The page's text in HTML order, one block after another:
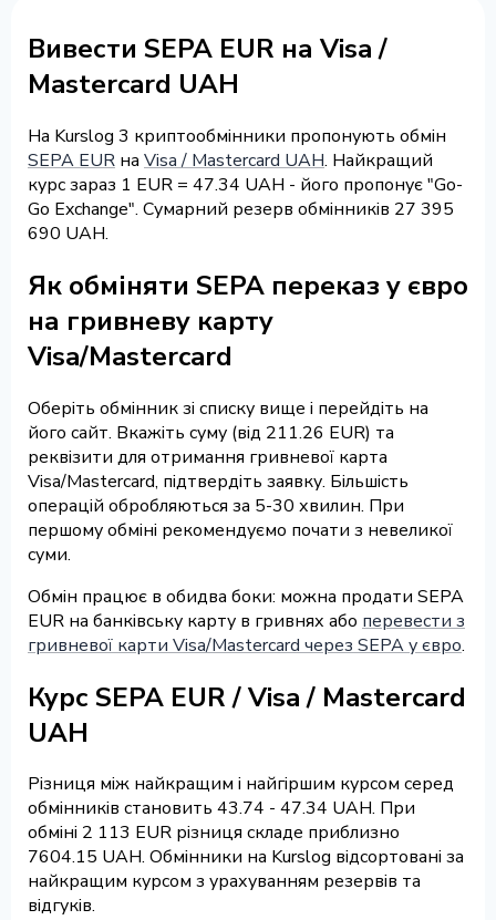
Вивести SEPA EUR на Visa /
Mastercard UAH
На Kurslog 3 криптообмінники пропонують обмін
SEPA EUR на Visa / Mastercard UAH. Найкращий
курс зараз 1 EUR = 47.34 UAH - його пропонує "Go-
Go Exchange". Сумарний резерв обмінників 27 395
690 UAH.
Як обміняти SEPA переказ у євро
на гривневу карту
Visa/Mastercard
Оберіть обмінник зі списку вище і перейдіть на
його сайт. Вкажіть суму (від 211.26 EUR) та
реквізити для отримання гривневої карта
Visa/Mastercard, підтвердіть заявку. Більшість
операцій обробляються за 5-30 хвилин. При
першому обміні рекомендуємо почати з невеликої
суми.
Обмін працює в обидва боки: можна продати SEPA
EUR на банківську карту в гривнях або перевести з
гривневої карти Visa/Mastercard через SEPA у євро.
Курс SEPA EUR / Visa / Mastercard
UAH
Різниця між найкращим і найгіршим курсом серед
обмінників становить 43.74 - 47.34 UAH. При
обміні 2 113 EUR різниця складе приблизно
7604.15 UAH. Обмінники на Kurslog відсортовані за
найкращим курсом з урахуванням резервів та
відгуків.